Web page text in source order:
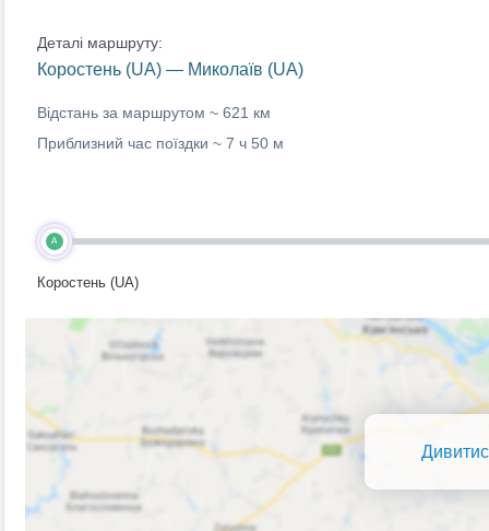
Деталі маршруту:
Коростень (UA) — Миколаїв (UA)
Відстань за маршрутом ~ 621 км
Приблизний час поїздки ~ 7 ч 50 м
A
Коростень (UA)